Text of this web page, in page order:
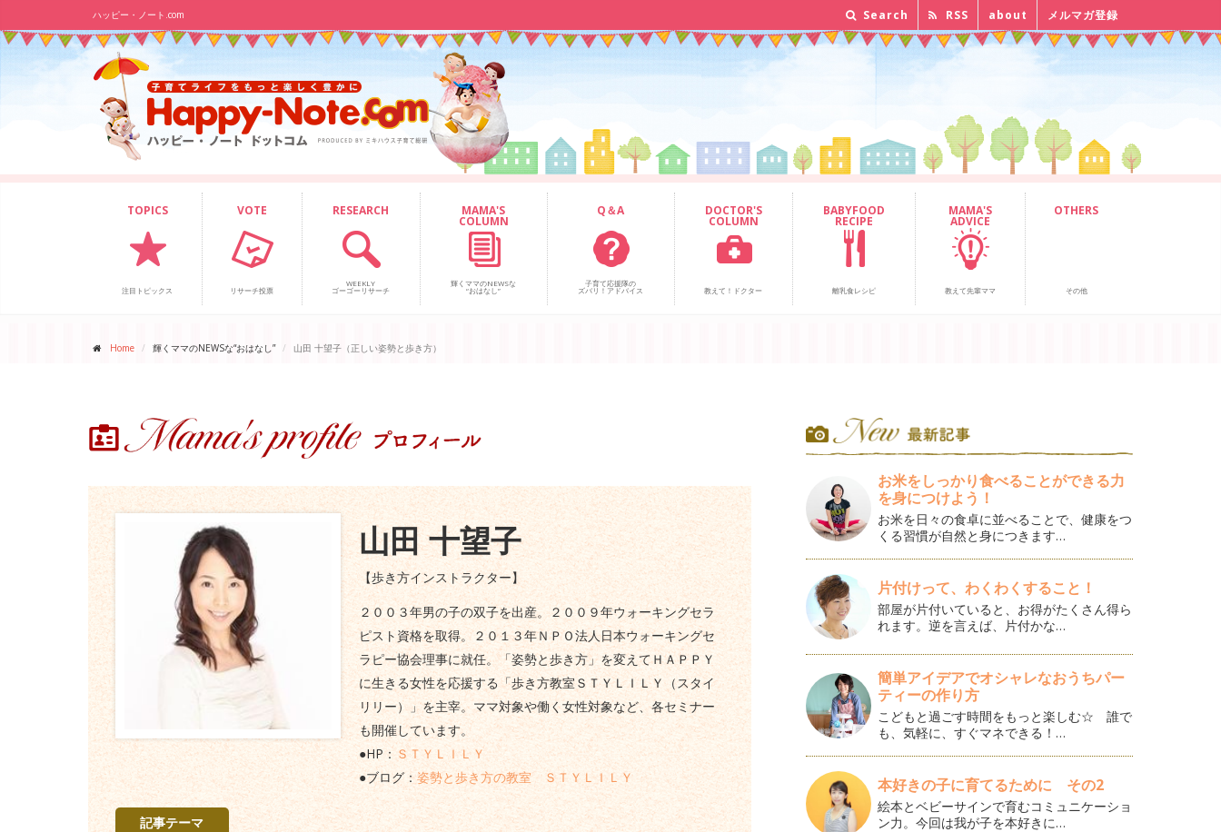
ハッピー・ノート.com Search RSS about メルマガ登録
TOPICS
注目トピックス
VOTE
リサーチ投票
RESEARCH
WEEKLY
ゴーゴーリサーチ
MAMA'S
COLUMN
輝くママのNEWSな
“おはなし”
Q＆A
子育て応援隊の
ズバリ！アドバイス
DOCTOR'S
COLUMN
教えて！ドクター
BABYFOOD
RECIPE
離乳食レシピ
MAMA'S
ADVICE
教えて先輩ママ
OTHERS
その他
Home 輝くママのNEWSな“おはなし” 山田 十望子（正しい姿勢と歩き方）
山田 十望子
【歩き方インストラクター】
２００３年男の子の双子を出産。２００９年ウォーキングセラ
ピスト資格を取得。２０１３年ＮＰＯ法人日本ウォーキングセ
ラピー協会理事に就任。「姿勢と歩き方」を変えてＨＡＰＰＹ
に生きる女性を応援する「歩き方教室ＳＴＹＬＩＬＹ（スタイ
リリー）」を主宰。ママ対象や働く女性対象など、各セミナー
も開催しています。
●HP： ＳＴＹＬＩＬＹ
●ブログ：姿勢と歩き方の教室 ＳＴＹＬＩＬＹ
記事テーマ
お米をしっかり食べることができる力
を身につけよう！
お米を日々の食卓に並べることで、健康をつ
くる習慣が自然と身につきます…
片付けって、わくわくすること！
部屋が片付いていると、お得がたくさん得ら
れます。逆を言えば、片付かな…
簡単アイデアでオシャレなおうちパー
ティーの作り方
こどもと過ごす時間をもっと楽しむ☆ 誰で
も、気軽に、すぐマネできる！…
本好きの子に育てるために その2
絵本とベビーサインで育むコミュニケーショ
ン力。今回は我が子を本好きに…